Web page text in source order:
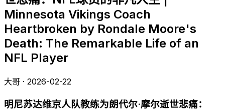
Minnesota Vikings Coach
Heartbroken by Rondale Moore's
Death: The Remarkable Life of an
NFL Player
大哥 · 2026-02-22
明尼苏达维京人队教练为朗代尔·摩尔逝世悲痛：